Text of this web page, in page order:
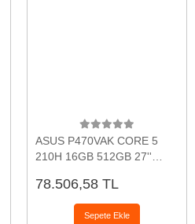
ASUS P470VAK CORE 5
210H 16GB 512GB 27''
78.506,58 TL
Sepete Ekle